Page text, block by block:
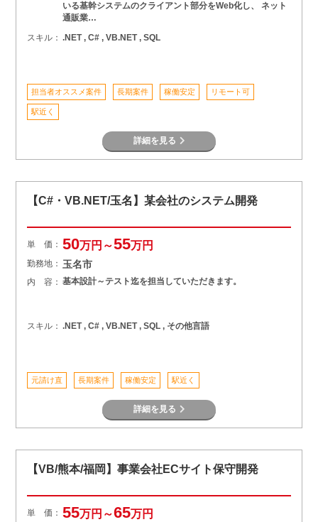
いる基幹システムのクライアント部分をWeb化し、 ネット
通販業…
スキル： .NET , C# , VB.NET , SQL
担当者オススメ案件 長期案件 稼働安定 リモート可
駅近く
詳細を見る
【C#・VB.NET/玉名】某会社のシステム開発
単 価： 50万円～55万円
勤務地： 玉名市
内 容： 基本設計～テスト迄を担当していただきます。
スキル： .NET , C# , VB.NET , SQL , その他言語
元請け直 長期案件 稼働安定 駅近く
詳細を見る
【VB/熊本/福岡】事業会社ECサイト保守開発
単 価： 55万円～65万円